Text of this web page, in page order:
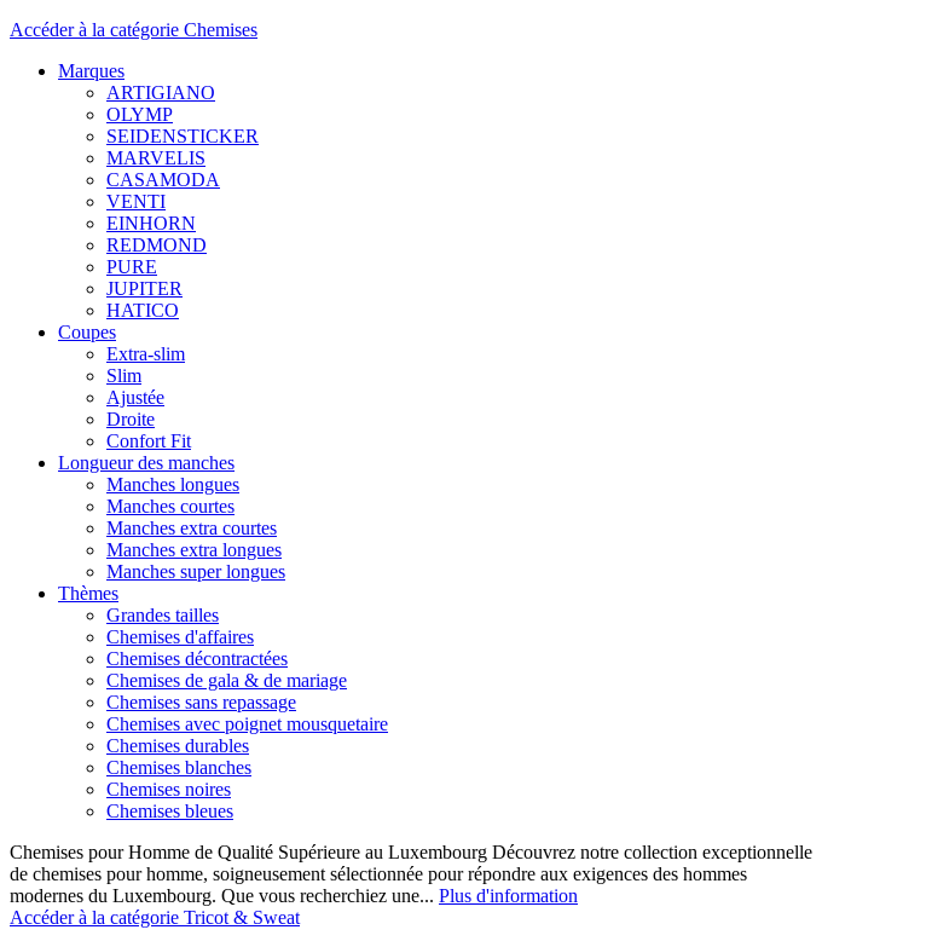
Accéder à la catégorie Chemises
Marques
ARTIGIANO
OLYMP
SEIDENSTICKER
MARVELIS
CASAMODA
VENTI
EINHORN
REDMOND
PURE
JUPITER
HATICO
Coupes
Extra-slim
Slim
Ajustée
Droite
Confort Fit
Longueur des manches
Manches longues
Manches courtes
Manches extra courtes
Manches extra longues
Manches super longues
Thèmes
Grandes tailles
Chemises d'affaires
Chemises décontractées
Chemises de gala & de mariage
Chemises sans repassage
Chemises avec poignet mousquetaire
Chemises durables
Chemises blanches
Chemises noires
Chemises bleues
Chemises pour Homme de Qualité Supérieure au Luxembourg Découvrez notre collection exceptionnelle
de chemises pour homme, soigneusement sélectionnée pour répondre aux exigences des hommes
modernes du Luxembourg. Que vous recherchiez une... Plus d'information
Accéder à la catégorie Tricot & Sweat